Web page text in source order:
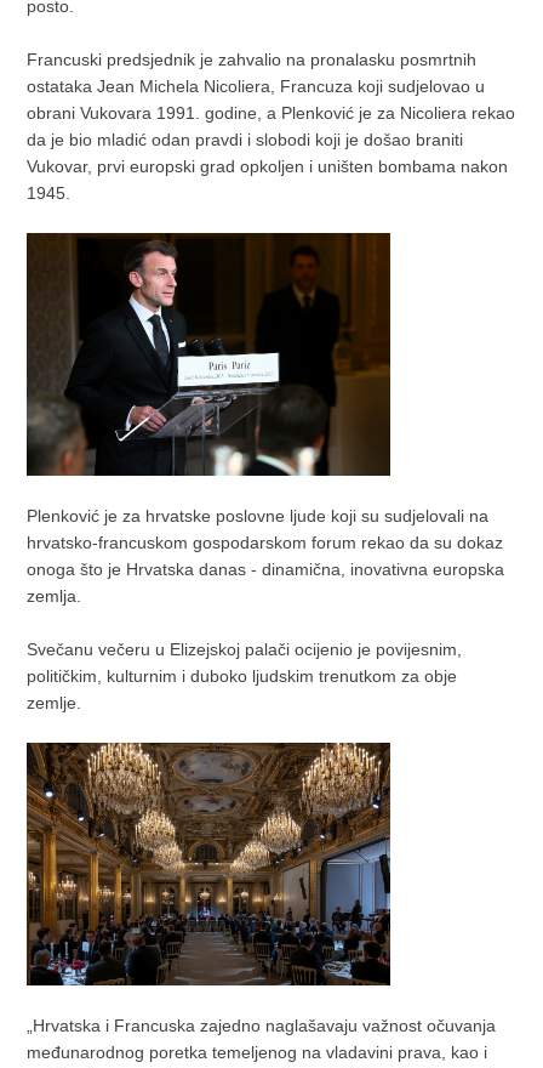
posto.
Francuski predsjednik je zahvalio na pronalasku posmrtnih
ostataka Jean Michela Nicoliera, Francuza koji sudjelovao u
obrani Vukovara 1991. godine, a Plenković je za Nicoliera rekao
da je bio mladić odan pravdi i slobodi koji je došao braniti
Vukovar, prvi europski grad opkoljen i uništen bombama nakon
1945.
Plenković je za hrvatske poslovne ljude koji su sudjelovali na
hrvatsko-francuskom gospodarskom forum rekao da su dokaz
onoga što je Hrvatska danas - dinamična, inovativna europska
zemlja.
Svečanu večeru u Elizejskoj palači ocijenio je povijesnim,
političkim, kulturnim i duboko ljudskim trenutkom za obje
zemlje.
„Hrvatska i Francuska zajedno naglašavaju važnost očuvanja
međunarodnog poretka temeljenog na vladavini prava, kao i